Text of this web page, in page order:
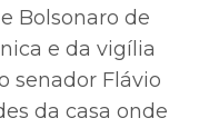
Bolsonaro de
e da vigília
senador Flávio
da casa onde